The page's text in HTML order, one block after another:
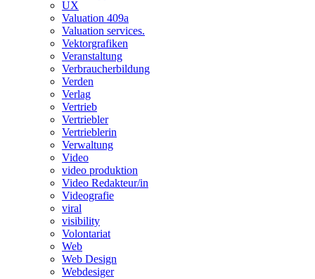
UX
Valuation 409a
Valuation services.
Vektorgrafiken
Veranstaltung
Verbraucherbildung
Verden
Verlag
Vertrieb
Vertriebler
Vertrieblerin
Verwaltung
Video
video produktion
Video Redakteur/in
Videografie
viral
visibility
Volontariat
Web
Web Design
Webdesiger